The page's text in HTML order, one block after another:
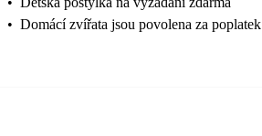
• Domácí zvířata jsou povolena za poplatek